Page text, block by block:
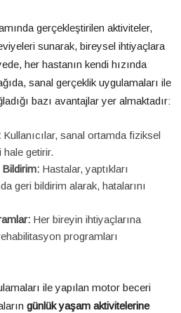
gerçekleştirilen aktiviteler,
sunarak, bireysel ihtiyaçlara
her hastanın kendi hızında
sanal gerçeklik uygulamaları ile
bazı avantajlar yer almaktadır:
Kullanıcılar, sanal ortamda fiziksel
hale getirir.
Bildirim: Hastalar, yaptıkları
geri bildirim alarak, hatalarını
Her bireyin ihtiyaçlarına
programları
ile yapılan motor beceri
günlük yaşam aktivitelerine